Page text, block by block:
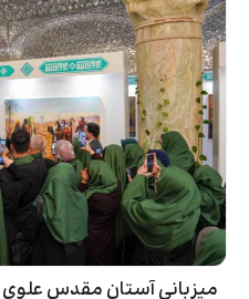
میزبانی آستان مقدس